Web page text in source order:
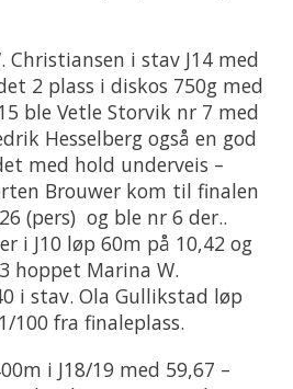
Christiansen i stav J14 med
2 plass i diskos 750g med
ble Vetle Storvik nr 7 med
Hesselberg også en god
med hold underveis –
Brouwer kom til finalen
(pers) og ble nr 6 der..
i J10 løp 60m på 10,42 og
hoppet Marina W.
i stav. Ola Gullikstad løp
100 fra finaleplass.
i J18/19 med 59,67 –